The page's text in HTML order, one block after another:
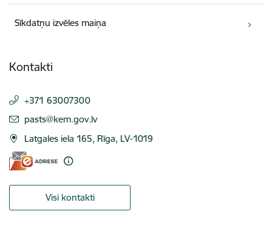
Sīkdatņu izvēles maiņa
Kontakti
+371 63007300
E-pasts:
pasts@kem.gov.lv
Latgales iela 165, Rīga, LV-1019
Visi kontakti